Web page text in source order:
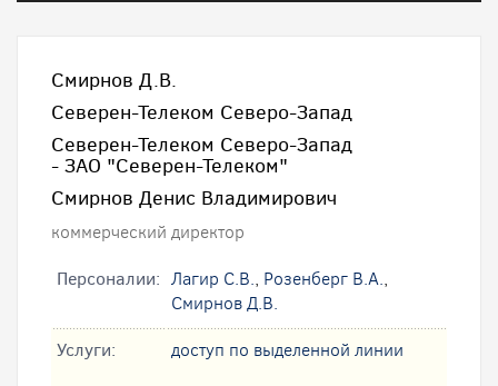
Смирнов Д.В.
Северен-Телеком Северо-Запад
Северен-Телеком Северо-Запад
- ЗАО "Северен-Телеком"
Смирнов Денис Владимирович
коммерческий директор
Персоналии: Лагир С.В., Розенберг В.А.,
Смирнов Д.В.
Услуги:
доступ по выделенной линии